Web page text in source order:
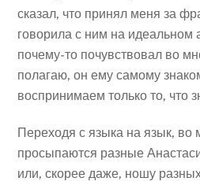
сказал, что принял меня за
говорила с ним на идеальном
почему-то почувствовал во
полагаю, он ему самому
воспринимаем только то, что
Переходя с языка на язык, во
просыпаются разные
или, скорее даже, ношу